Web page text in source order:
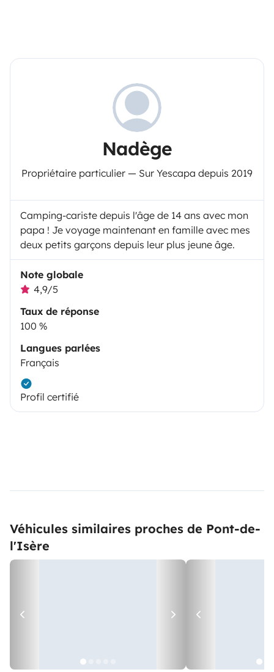
Nadège
Propriétaire particulier — Sur Yescapa depuis 2019
Camping-cariste depuis l'âge de 14 ans avec mon
papa ! Je voyage maintenant en famille avec mes
deux petits garçons depuis leur plus jeune âge.
Note globale
4,9/5
Taux de réponse
100 %
Langues parlées
Français
Profil certifié
Véhicules similaires proches de Pont-de-
l'Isère